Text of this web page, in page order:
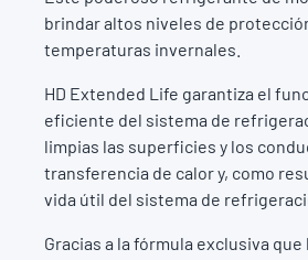
brindar altos niveles de
temperaturas invernales.
HD Extended Life garantiza el
eficiente del sistema de
limpias las superficies y los
transferencia de calor y, como
vida útil del sistema de
Gracias a la fórmula exclusiva